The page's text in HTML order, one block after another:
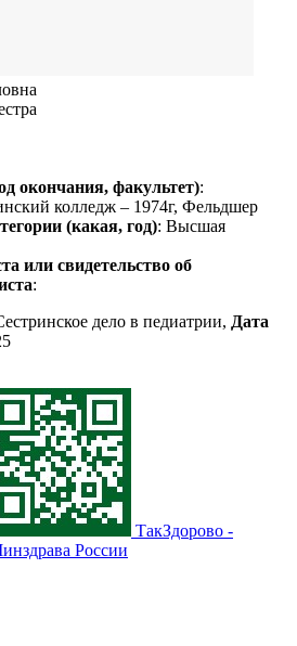
окончания, факультет):
колледж – 1974г, Фельдшер
(какая, год): Высшая
или свидетельство об
:
дело в педиатрии, Дата
ТакЗдорово -
России